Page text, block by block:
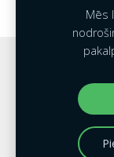
atbilstošāsMēs